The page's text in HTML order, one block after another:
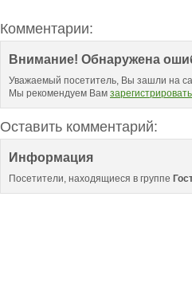
Комментарии:
Внимание! Обнаружена
Уважаемый посетитель, Вы зашли на
Мы рекомендуем Вам
Оставить комментарий:
Информация
Посетители, находящиеся в группе